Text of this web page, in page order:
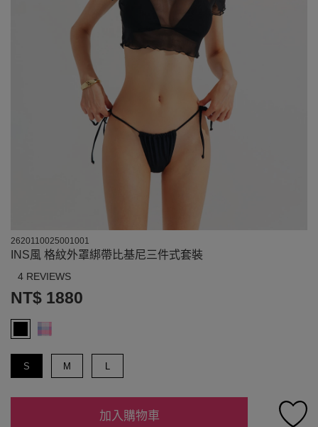
2620110025001001
INS風 格紋外罩綁帶比基尼三件式套裝
4 REVIEWS
NT$ 1880
S M L
加入購物車